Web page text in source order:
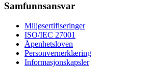
Samfunnsansvar
Miljøsertifiseringer
ISO/IEC 27001
Åpenhetsloven
Personvernerklæring
Informasjonskapsler